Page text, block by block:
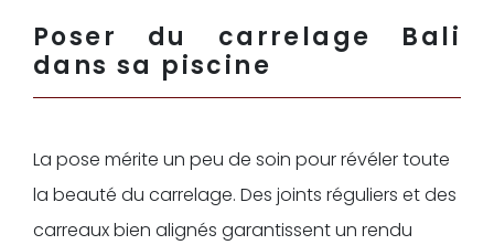
Poser du carrelage Bali
dans sa piscine
La pose mérite un peu de soin pour révéler toute
la beauté du carrelage. Des joints réguliers et des
carreaux bien alignés garantissent un rendu